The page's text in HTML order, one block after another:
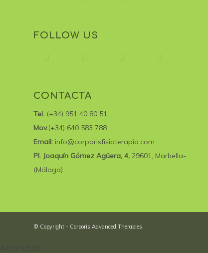
FOLLOW US
CONTACTA
Tel. (+34) 951 40 80 51
Mov.(+34) 640 583 788
Email: info@corporisfisioterapia.com
Pl. Joaquín Gómez Agüera, 4, 29601, Marbella-
(Málaga)
© Copyright - Corporis Advanced Therapies